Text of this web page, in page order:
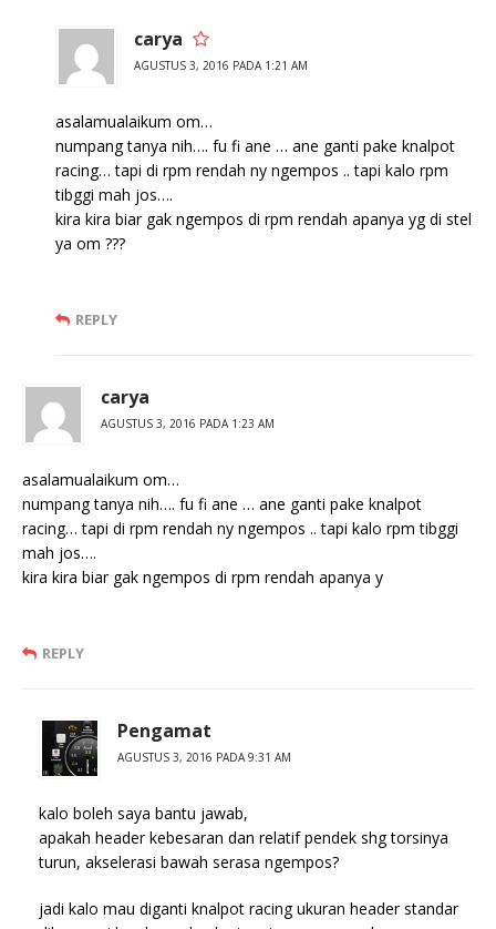
carya
AGUSTUS 3, 2016 PADA 1:21 AM
asalamualaikum om…
numpang tanya nih…. fu fi ane … ane ganti pake knalpot
racing… tapi di rpm rendah ny ngempos .. tapi kalo rpm
tibggi mah jos….
kira kira biar gak ngempos di rpm rendah apanya yg di stel
ya om ???
REPLY
carya
AGUSTUS 3, 2016 PADA 1:23 AM
asalamualaikum om…
numpang tanya nih…. fu fi ane … ane ganti pake knalpot
racing… tapi di rpm rendah ny ngempos .. tapi kalo rpm tibggi
mah jos….
kira kira biar gak ngempos di rpm rendah apanya y
REPLY
Pengamat
AGUSTUS 3, 2016 PADA 9:31 AM
kalo boleh saya bantu jawab,
apakah header kebesaran dan relatif pendek shg torsinya
turun, akselerasi bawah serasa ngempos?
jadi kalo mau diganti knalpot racing ukuran header standar